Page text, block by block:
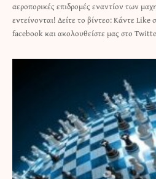
αεροπορικές επιδρομές εναντίον των
εντείνονται! Δείτε το βίντεο: Κάντε Like
facebook και ακολουθείστε μας στο